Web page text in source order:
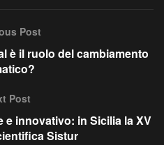
Post
è il ruolo del cambiamento
Post
innovativo: in Sicilia la XV
Sistur